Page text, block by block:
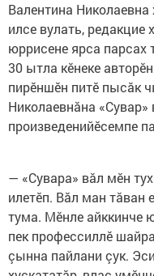
Валентина
илсе вулать, редакцие
юррисене ярса парсах
30 ытла кӗнеке
пирӗншӗн питӗ пысăк
Николаевнăна «Сувар»
произведенийӗсемпе
— «Сувара» вăл мӗн
илетӗп. Вăл ман тăван
тума. Мӗнле айккинче
пек профессиллӗ
çынна пайлани çук.